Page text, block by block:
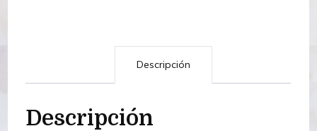
Descripción
Descripción